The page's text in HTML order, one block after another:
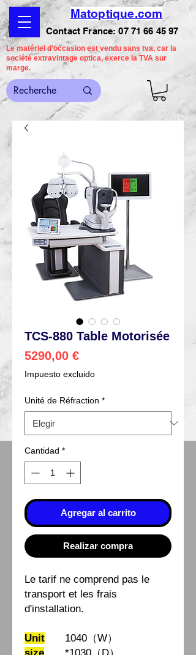
Matoptique.com
Contact France:07 71 66 45 97
Le matériel d'occasion est vendu sans tva, car la
société extravintage optica, exerce la TVA sur
marge.
TCS-880 Table Motorisée
5290,00 €Precio
Impuesto excluido
Unité de Réfraction *
Cantidad *
Agregar al carrito
Realizar compra
Le tarif ne comprend pas le
transport et les frais
d'installation.
Unit
size
1040（W）
*1030（D）